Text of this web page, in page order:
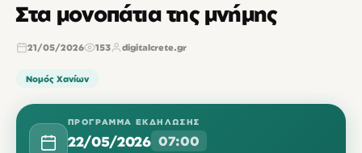
Στα μονοπάτια της μνήμης
21/05/2026 153 digitalcrete.gr
Νομός Χανίων
ΠΡΌΓΡΑΜΜΑ ΕΚΔΉΛΩΣΗΣ
22/05/2026 07:00